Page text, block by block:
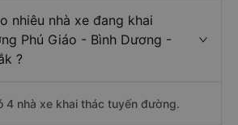
nhiêu nhà xe đang khai
Phú Giáo - Bình Dương -
?
4 nhà xe khai thác tuyến đường.